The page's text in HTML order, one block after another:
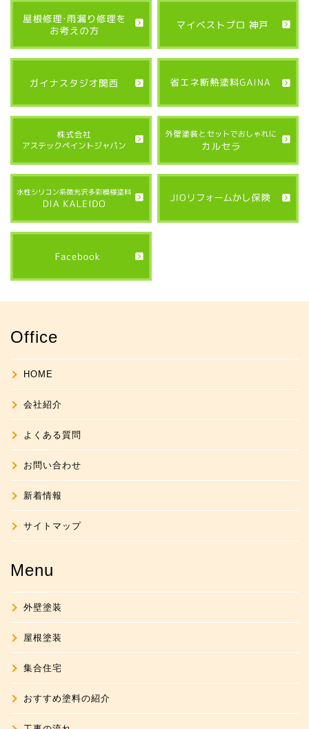
Office
HOME
会社紹介
よくある質問
お問い合わせ
新着情報
サイトマップ
Menu
外壁塗装
屋根塗装
集合住宅
おすすめ塗料の紹介